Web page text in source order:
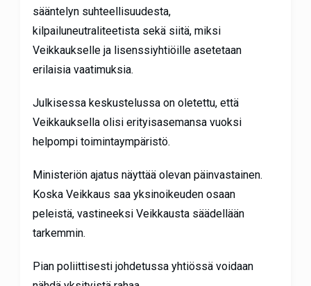
sääntelyn suhteellisuudesta,
kilpailuneutraliteetista sekä siitä, miksi
Veikkaukselle ja lisenssiyhtiöille asetetaan
erilaisia vaatimuksia.
Julkisessa keskustelussa on oletettu, että
Veikkauksella olisi erityisasemansa vuoksi
helpompi toimintaympäristö.
Ministeriön ajatus näyttää olevan päinvastainen.
Koska Veikkaus saa yksinoikeuden osaan
peleistä, vastineeksi Veikkausta säädellään
tarkemmin.
Pian poliittisesti johdetussa yhtiössä voidaan